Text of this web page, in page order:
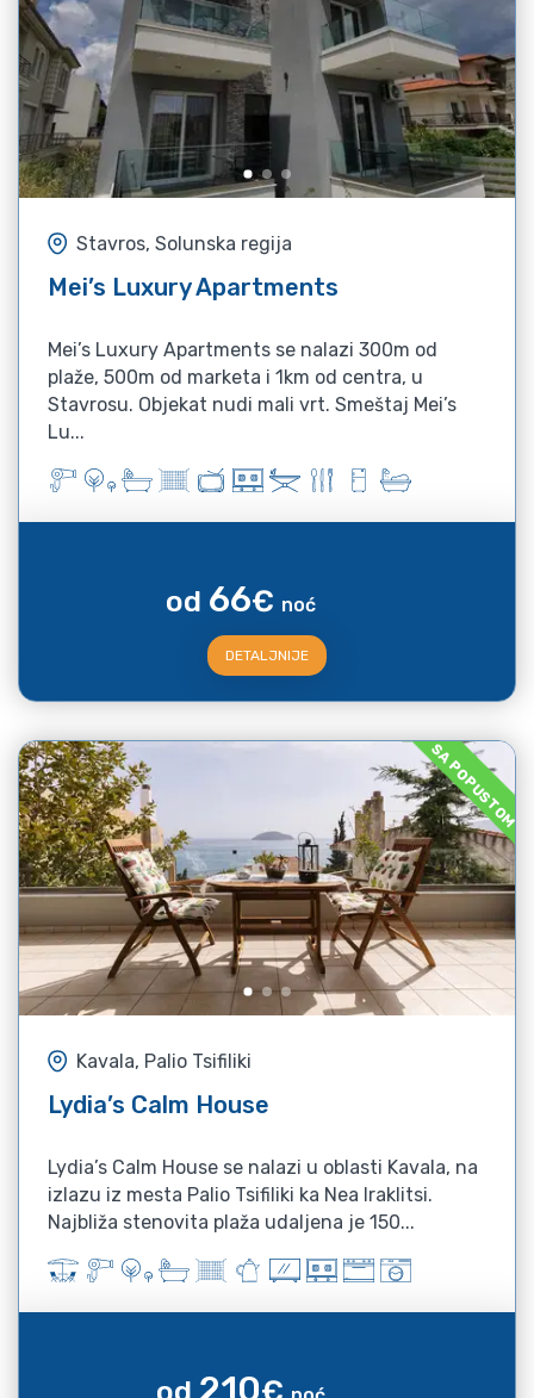
Stavros, Solunska regija
Mei’s Luxury Apartments
Mei’s Luxury Apartments se nalazi 300m od
plaže, 500m od marketa i 1km od centra, u
Stavrosu. Objekat nudi mali vrt. Smeštaj Mei’s
Lu...
od 66€ noć
DETALJNIJE
SA POPUSTOM
Kavala, Palio Tsifiliki
Lydia’s Calm House
Lydia’s Calm House se nalazi u oblasti Kavala, na
izlazu iz mesta Palio Tsifiliki ka Nea Iraklitsi.
Najbliža stenovita plaža udaljena je 150...